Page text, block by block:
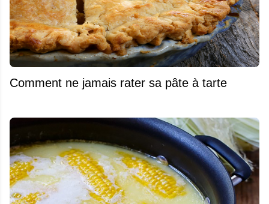
Comment ne jamais rater sa pâte à tarte